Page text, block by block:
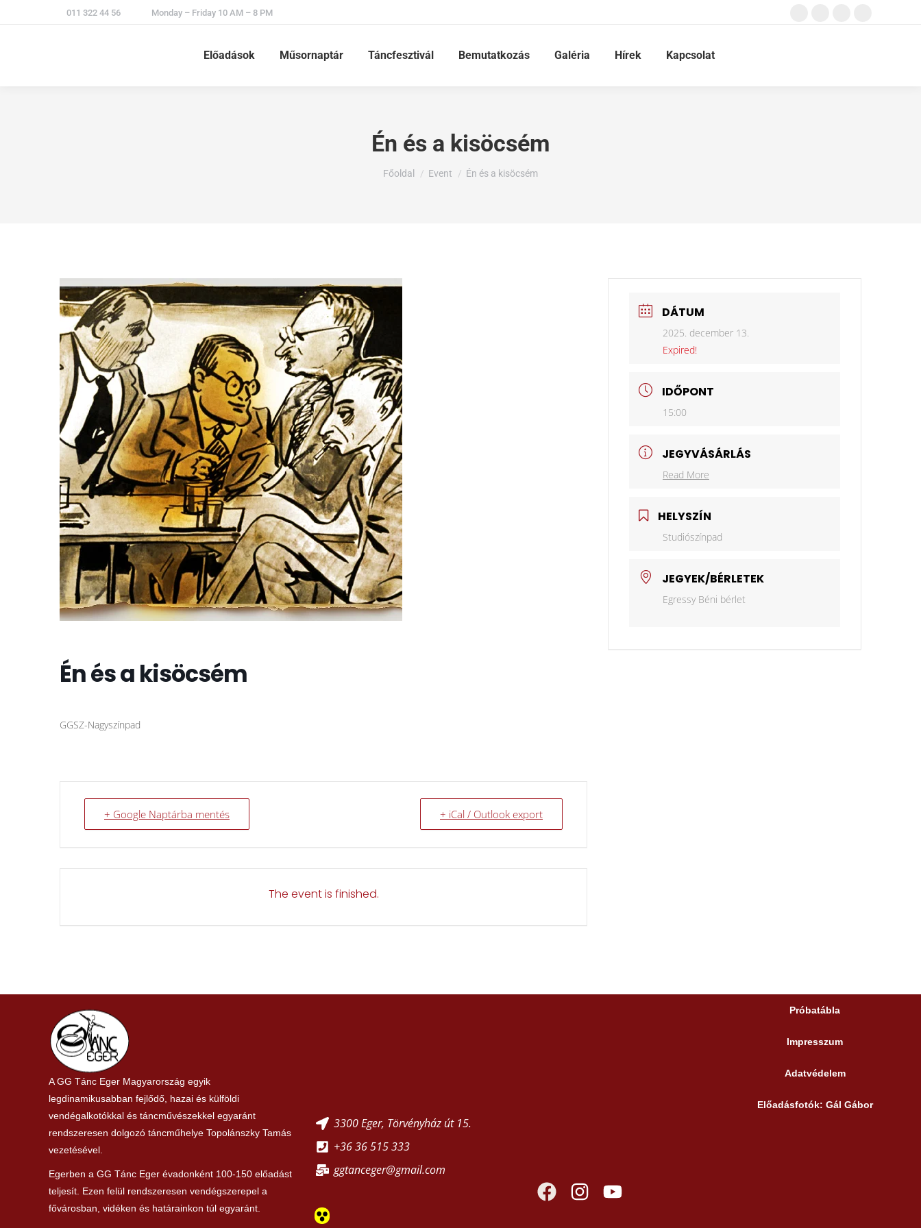
011 322 44 56 Monday – Friday 10 AM – 8 PM
Előadások Műsornaptár Táncfesztivál Bemutatkozás Galéria Hírek Kapcsolat
Én és a kisöcsém
Ön itt van:
Főoldal Event Én és a kisöcsém
Én és a kisöcsém
GGSZ-Nagyszínpad
+ Google Naptárba mentés + iCal / Outlook export
The event is finished.
DÁTUM
2025. december 13.
Expired!
IDŐPONT
15:00
JEGYVÁSÁRLÁS
Read More
HELYSZÍN
Studiószínpad
JEGYEK/BÉRLETEK
Egressy Béni bérlet
A GG Tánc Eger Magyarország egyik
legdinamikusabban fejlődő, hazai és külföldi
vendégalkotókkal és táncművészekkel egyaránt
rendszeresen dolgozó táncműhelye Topolánszky Tamás
vezetésével.
Egerben a GG Tánc Eger évadonként 100-150 előadást
teljesít. Ezen felül rendszeresen vendégszerepel a
fővárosban, vidéken és határainkon túl egyaránt.
3300 Eger, Törvényház út 15.
+36 36 515 333
ggtanceger@gmail.com
Próbatábla
Impresszum
Adatvédelem
Előadásfotók: Gál Gábor